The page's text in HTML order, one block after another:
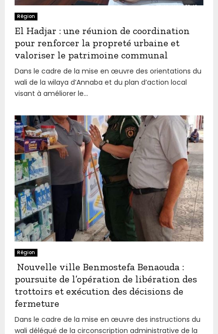
Région
El Hadjar : une réunion de coordination
pour renforcer la propreté urbaine et
valoriser le patrimoine communal
Dans le cadre de la mise en œuvre des orientations du
wali de la wilaya d’Annaba et du plan d’action local
visant à améliorer le...
Région
Nouvelle ville Benmostefa Benaouda :
poursuite de l’opération de libération des
trottoirs et exécution des décisions de
fermeture
Dans le cadre de la mise en œuvre des instructions du
wali délégué de la circonscription administrative de la